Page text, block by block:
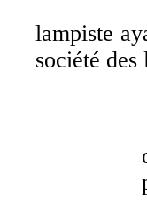
lampiste
société